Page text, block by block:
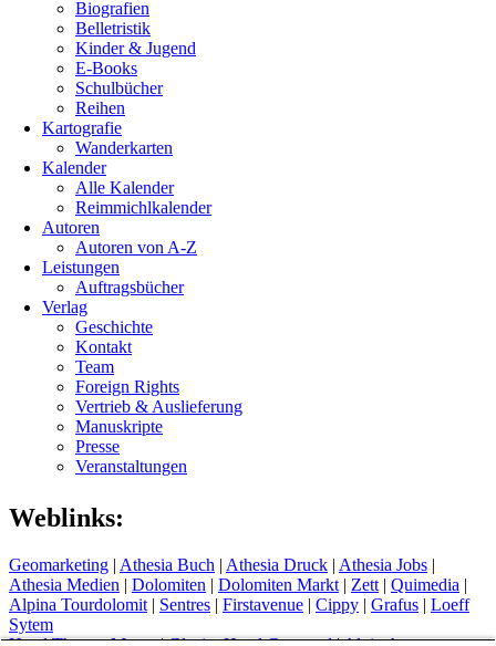
Biografien
Belletristik
Kinder & Jugend
E-Books
Schulbücher
Reihen
Kartografie
Wanderkarten
Kalender
Alle Kalender
Reimmichlkalender
Autoren
Autoren von A-Z
Leistungen
Auftragsbücher
Verlag
Geschichte
Kontakt
Team
Foreign Rights
Vertrieb & Auslieferung
Manuskripte
Presse
Veranstaltungen
Weblinks:
Geomarketing | Athesia Buch | Athesia Druck | Athesia Jobs |
Athesia Medien | Dolomiten | Dolomiten Markt | Zett | Quimedia |
Alpina Tourdolomit | Sentres | Firstavenue | Cippy | Grafus | Loeff
Sytem